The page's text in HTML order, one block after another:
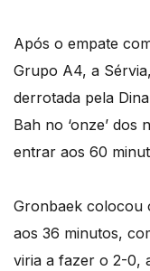
Após o empate
Grupo A4, a
derrotada pela
Bah no ‘onze’ dos
entrar aos 60
Gronbaek colocou
aos 36 minutos,
viria a fazer o 2-0,